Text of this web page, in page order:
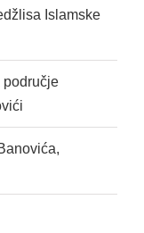
Islamske
područje